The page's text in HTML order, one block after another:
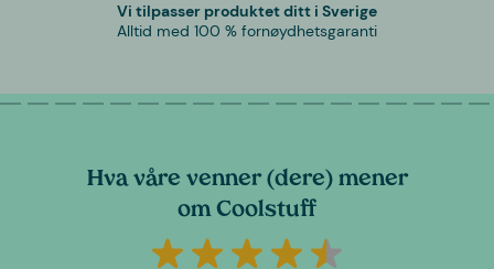
Vi tilpasser produktet ditt i Sverige
Alltid med 100 % fornøydhetsgaranti
Hva våre venner (dere) mener
om Coolstuff